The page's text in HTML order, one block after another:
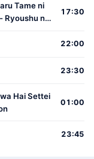
Tame ni
Ryoushu no
17:30
22:00
23:30
Hai Settei
01:00
23:45